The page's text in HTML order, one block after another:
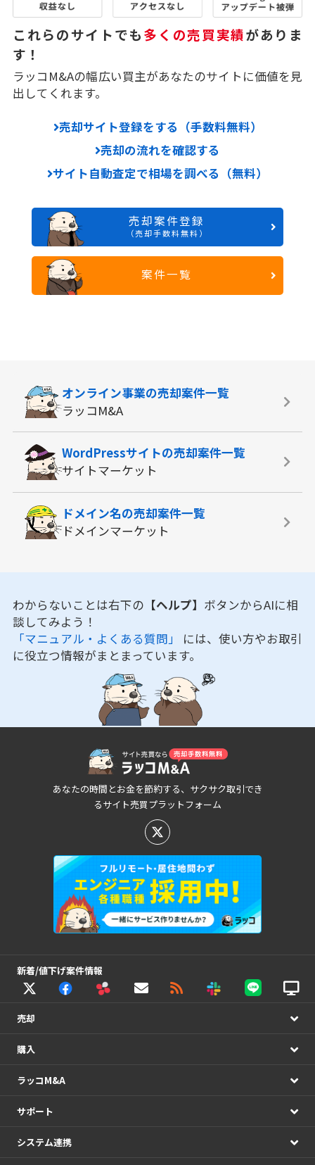
これらのサイトでも多くの売買実績がありま
す！
ラッコM&Aの幅広い買主があなたのサイトに価値を見
出してくれます。
売却サイト登録をする（手数料無料）
売却の流れを確認する
サイト自動査定で相場を調べる（無料）
売却案件登録
（売却手数料無料）
案件一覧
オンライン事業の売却案件一覧
ラッコM&A
WordPressサイトの売却案件一覧
サイトマーケット
ドメイン名の売却案件一覧
ドメインマーケット
わからないことは右下の 【ヘルプ】 ボタンからAIに相
談してみよう！
「マニュアル・よくある質問」 には、使い方やお取引
に役立つ情報がまとまっています。
あなたの時間とお金を節約する、サクサク取引でき
るサイト売買プラットフォーム
新着/値下げ案件情報
売却
購入
ラッコM&A
サポート
システム連携